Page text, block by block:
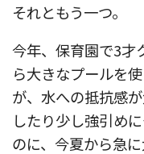
それともう一つ。
今年、保育園で3才
ら大きなプールを
が、水への抵抗感
したり少し強引め
のに、今夏から急